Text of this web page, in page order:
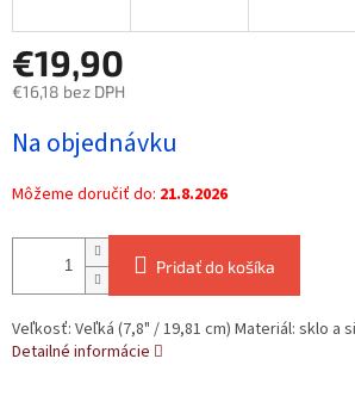
€19,90
€16,18 bez DPH
cena:
Na objednávku
Môžeme doručiť do: 21.8.2026
Pridať do košíka
Veľkosť: Veľká (7,8" / 19,81 cm) Materiál: sklo a
Detailné informácie